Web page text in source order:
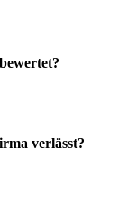
verlässt?